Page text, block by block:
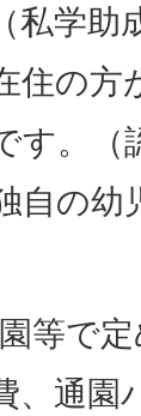
私学助
住の方
す。（
自の幼
等で
、通園